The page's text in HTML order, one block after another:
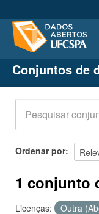
Conjuntos de
Organizações
Grupos
Sobre
Conjuntos de
Ordenar por
1 conjunto
Licenças: Outra